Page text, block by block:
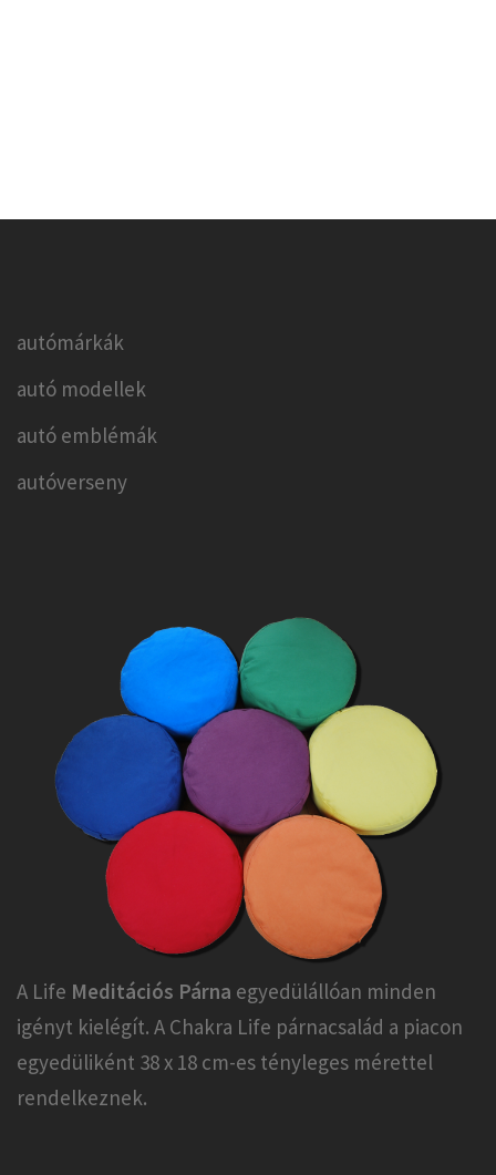
autómárkák
autó modellek
autó emblémák
autóverseny
A Life Meditációs Párna egyedülállóan minden
igényt kielégít. A Chakra Life párnacsalád a piacon
egyedüliként 38 x 18 cm-es tényleges mérettel
rendelkeznek.